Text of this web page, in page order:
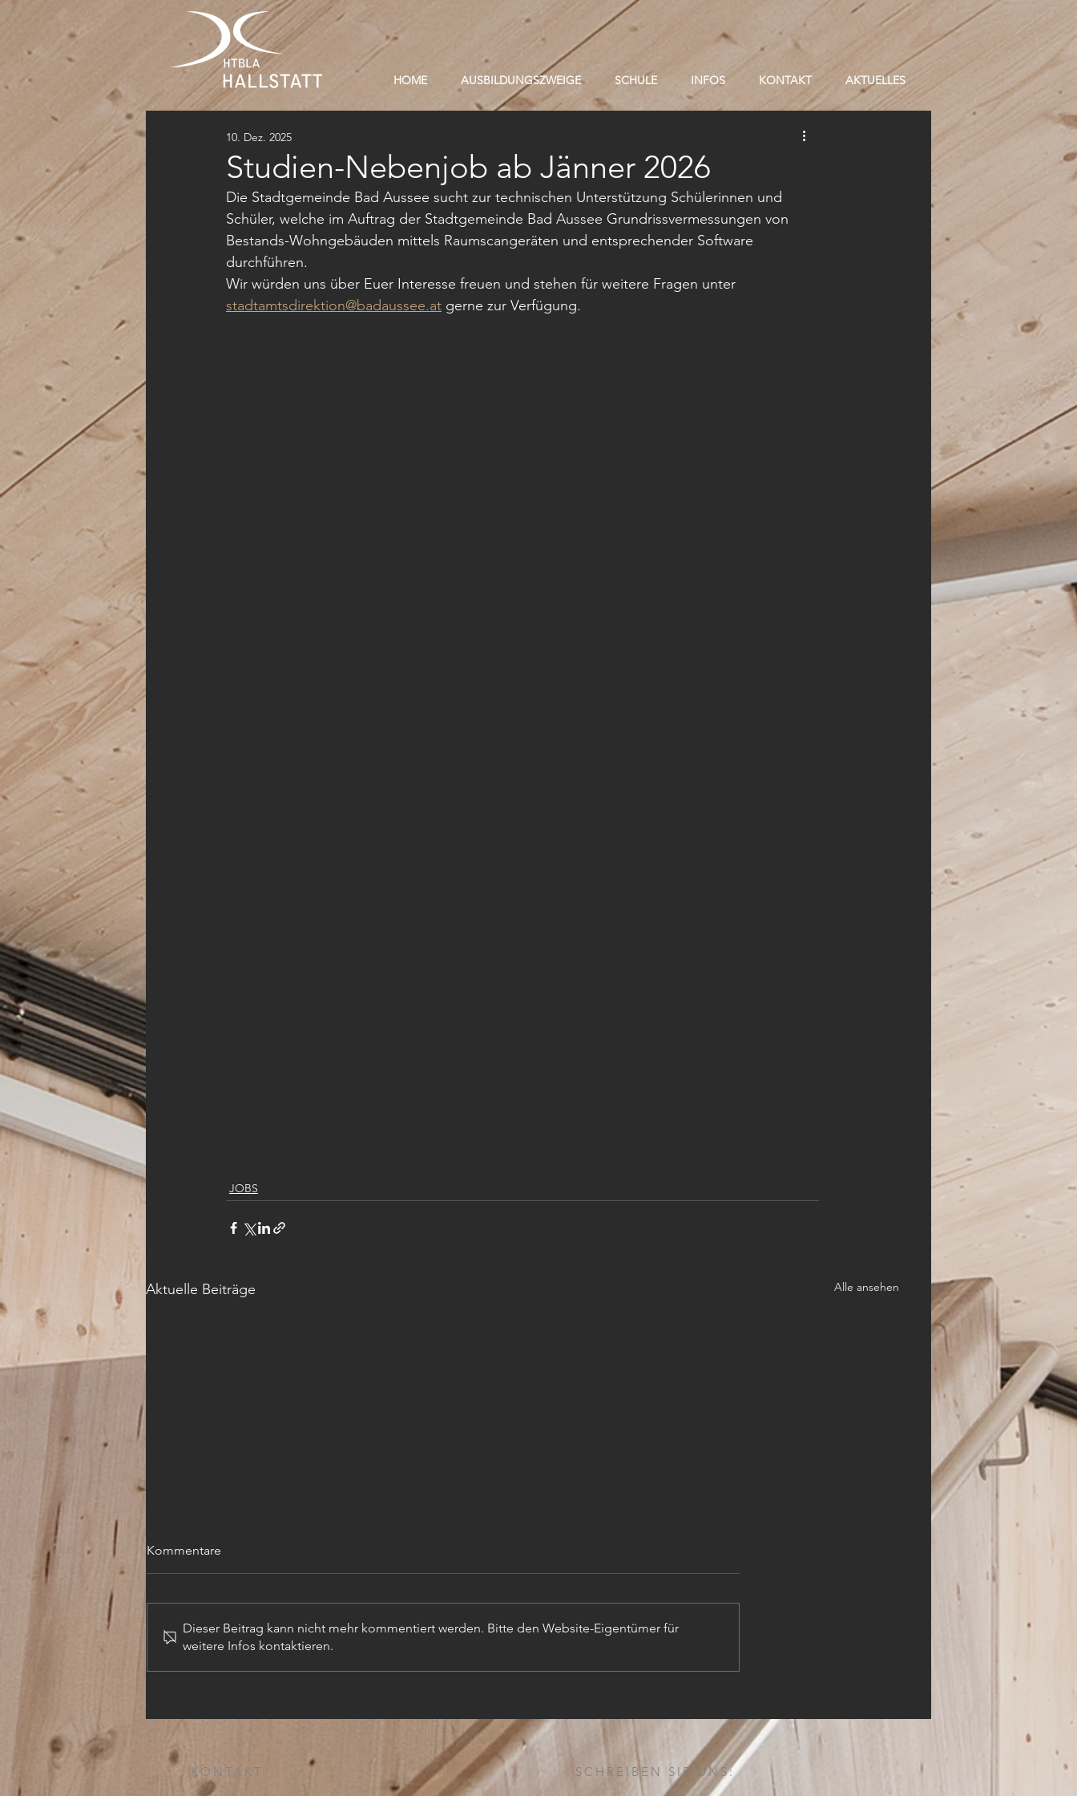
HOME AUSBILDUNGSZWEIGE SCHULE INFOS KONTAKT AKTUELLES
Studien-Nebenjob ab Jänner 2026
10. Dez. 2025
Die Stadtgemeinde Bad Aussee sucht zur technischen Unterstützung Schülerinnen und
Schüler, welche im Auftrag der Stadtgemeinde Bad Aussee Grundrissvermessungen von
Bestands-Wohngebäuden mittels Raumscangeräten und entsprechender Software
durchführen.
Wir würden uns über Euer Interesse freuen und stehen für weitere Fragen unter
stadtamtsdirektion@badaussee.at gerne zur Verfügung.
JOBS
Aktuelle Beiträge Alle ansehen
Kommentare
Dieser Beitrag kann nicht mehr kommentiert werden. Bitte den Website-Eigentümer für
weitere Infos kontaktieren.
KONTAKT: SCHREIBEN SIE UNS: